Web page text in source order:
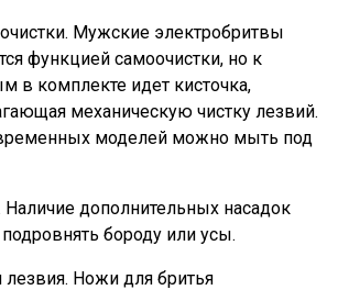
Мужские электробритвы
функцией самоочистки, но к
в комплекте идет кисточка,
механическую чистку лезвий.
моделей можно мыть под
дополнительных насадок
бороду или усы.
лезвия. Ножи для бритья